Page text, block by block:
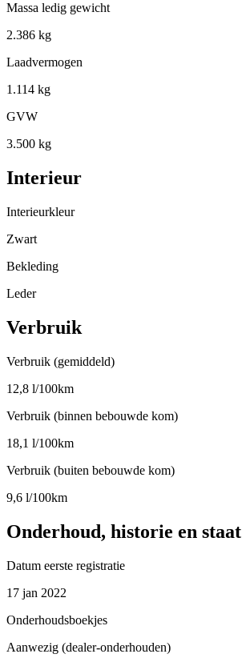
Massa ledig gewicht
2.386 kg
Laadvermogen
1.114 kg
GVW
3.500 kg
Interieur
Interieurkleur
Zwart
Bekleding
Leder
Verbruik
Verbruik (gemiddeld)
12,8 l/100km
Verbruik (binnen bebouwde kom)
18,1 l/100km
Verbruik (buiten bebouwde kom)
9,6 l/100km
Onderhoud, historie en staat
Datum eerste registratie
17 jan 2022
Onderhoudsboekjes
Aanwezig (dealer-onderhouden)